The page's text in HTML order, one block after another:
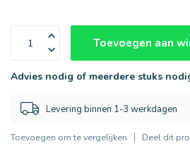
Toevoegen aan
Advies nodig of meerdere stuks
Levering binnen 1-3 werkdagen
Toevoegen om te vergelijken Deel dit